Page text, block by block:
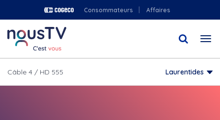
au
contenu
principal
Consommateurs Affaires
Câble 4 / HD 555 Laurentides